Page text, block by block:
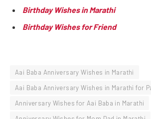
Birthday Wishes in Marathi
Birthday Wishes for Friend
Aai Baba Anniversary Wishes in Marathi
Aai Baba Anniversary Wishes in Marathi for
Anniversary Wishes for Aai Baba in Marathi